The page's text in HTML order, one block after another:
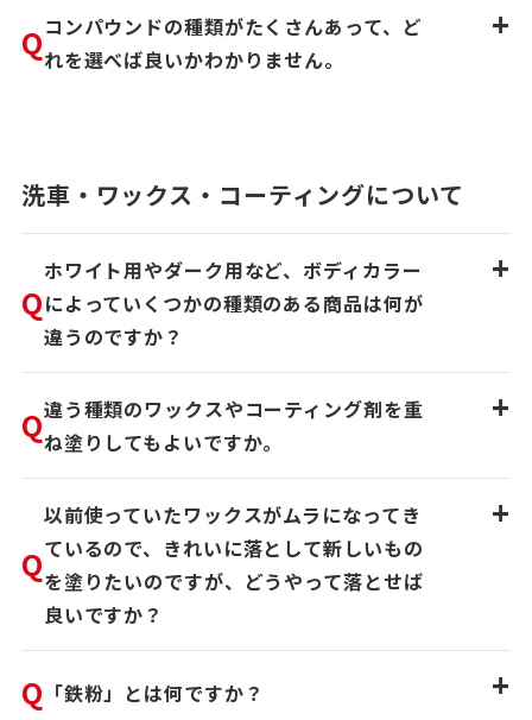
Qコンパウンドの種類がたくさんあって、ど
れを選べば良いかわかりません。
+
洗車・ワックス・コーティングについて
Q
ホワイト用やダーク用など、ボディカラー
によっていくつかの種類のある商品は何が
違うのですか？
+
Q違う種類のワックスやコーティング剤を重
ね塗りしてもよいですか。
+
Q
以前使っていたワックスがムラになってき
ているので、きれいに落として新しいもの
を塗りたいのですが、どうやって落とせば
良いですか？
+
Q 「鉄粉」とは何ですか？ +